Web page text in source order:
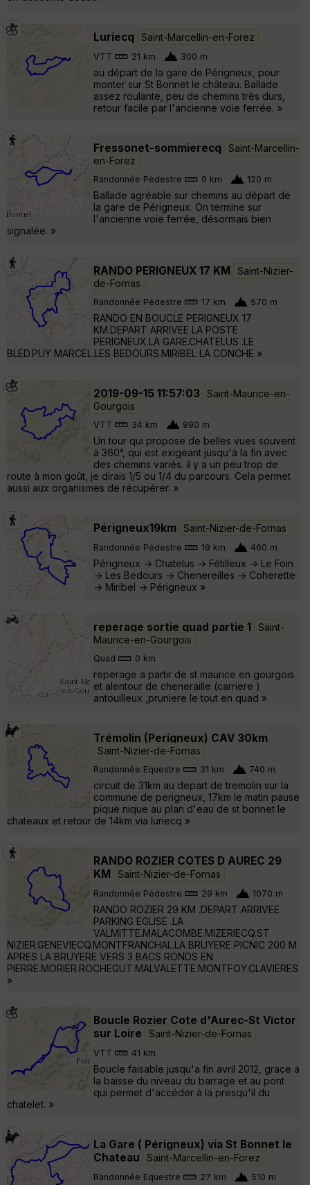
Luriecq Saint-Marcellin-en-Forez
VTT 21 km 300 m
au départ de la gare de Périgneux, pour
monter sur St Bonnet le château. Ballade
assez roulante, peu de chemins très durs,
retour facile par l'ancienne voie ferrée. »
Fressonet-sommierecq
Saint-Marcellin-
en-Forez
Randonnée Pédestre 9 km 120 m
Ballade agréable sur chemins au départ de
la gare de Périgneux. On termine sur
l'ancienne voie ferrée, désormais bien
signalée. »
RANDO PERIGNEUX 17 KM
Saint-Nizier-
de-Fornas
Randonnée Pédestre 17 km 570 m
RANDO EN BOUCLE PERIGNEUX 17
KM.DEPART ARRIVEE LA POSTE
PERIGNEUX.LA GARE.CHATELUS .LE
BLED.PUY MARCEL.LES BEDOURS.MIRIBEL LA CONCHE »
2019-09-15 11:57:03
Saint-Maurice-en-
Gourgois
VTT 34 km 990 m
Un tour qui propose de belles vues souvent
à 360°, qui est exigeant jusqu'à la fin avec
des chemins variés. il y a un peu trop de
route à mon goût, je dirais 1/5 ou 1/4 du parcours. Cela permet
aussi aux organismes de récupérer. »
Périgneux19km Saint-Nizier-de-Fornas
Randonnée Pédestre 19 km 460 m
Périgneux -> Chatelus -> Fétilleux -> Le Foin
-> Les Bedours -> Chenereilles -> Coherette
-> Miribel -> Périgneux »
reperage sortie quad partie 1
Saint-
Maurice-en-Gourgois
Quad 0 km
reperage a partir de st maurice en gourgois
et alentour de cheneraille (carriere )
antouilleux ,pruniere le tout en quad »
Trémolin (Perigneux) CAV 30km
Saint-Nizier-de-Fornas
Randonnée Equestre 31 km 740 m
circuit de 31km au depart de tremolin sur la
commune de perigneux, 17km le matin pause
pique nique au plan d'eau de st bonnet le
chateaux et retour de 14km via luriecq »
RANDO ROZIER COTES D AUREC 29
KM
Saint-Nizier-de-Fornas
Randonnée Pédestre 29 km 1070 m
RANDO ROZIER 29 KM .DEPART ARRIVEE
PARKING EGLISE .LA
VALMITTE.MALACOMBE.MIZERIECQ.ST
NIZIER.GENEVIECQ.MONTFRANCHAL.LA BRUYERE PICNIC 200 M
APRES LA BRUYERE VERS 3 BACS RONDS EN
PIERRE.MORIER.ROCHEGUT.MALVALETTE.MONTFOY.CLAVIERES
»
Boucle Rozier Cote d'Aurec-St Victor
sur Loire
Saint-Nizier-de-Fornas
VTT 41 km
Boucle faisable jusqu'a fin avril 2012, grace a
la baisse du niveau du barrage et au pont
qui permet d'accéder à la presqu'il du
chatelet. »
La Gare ( Périgneux) via St Bonnet le
Chateau
Saint-Marcellin-en-Forez
Randonnée Equestre 27 km 510 m